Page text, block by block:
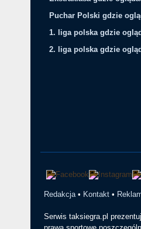
Puchar Polski gdzie
1. liga polska gdzie
2. liga polska gdzie
Redakcja• Kontakt•
Serwis taksiegra.pl
prawa sportowe